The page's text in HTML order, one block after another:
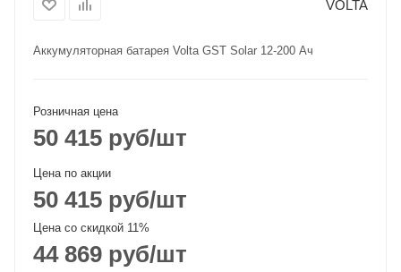
VOLTA
Аккумуляторная батарея Volta GST Solar 12-200 Ач
Розничная цена
50 415 руб/шт
Цена по акции
50 415 руб/шт
Цена со скидкой 11%
44 869 руб/шт